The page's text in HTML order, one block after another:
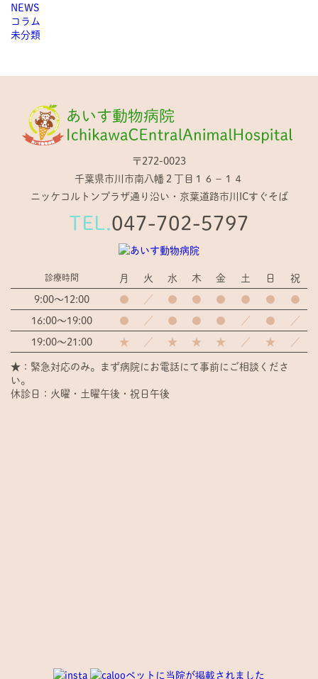
NEWS
コラム
未分類
〒272-0023
千葉県市川市南八幡２丁目１６−１４
ニッケコルトンプラザ通り沿い・京葉道路市川ICすぐそば
TEL.047-702-5797
診療時間 月 火 水 木 金 土 日
祝
9:00～12:00
● ／ ● ● ● ● ●
●
16:00～19:00
● ／ ● ● ● ／ ●
／
19:00～21:00
★ ／ ★ ★ ★ ／ ★
／
★：緊急対応のみ。まず病院にお電話にて事前にご相談くださ
い。
休診日：火曜・土曜午後・祝日午後